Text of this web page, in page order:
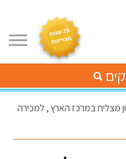
מצליח במרכז הארץ , למכירה